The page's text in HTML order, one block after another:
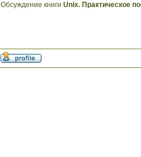
Обсуждение книги Unix. Практическое